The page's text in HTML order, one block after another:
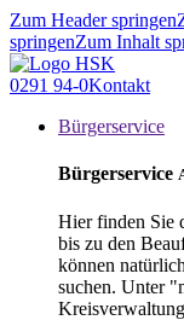
Zum Header springen
springenZum Inhalt
0291 94-0Kontakt
Bürgerservice
Bürgerservice
Hier finden Sie
bis zu den
können
suchen. Unter